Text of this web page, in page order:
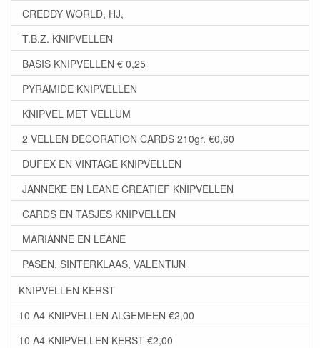
CREDDY WORLD, HJ,
T.B.Z. KNIPVELLEN
BASIS KNIPVELLEN € 0,25
PYRAMIDE KNIPVELLEN
KNIPVEL MET VELLUM
2 VELLEN DECORATION CARDS 210gr. €0,60
DUFEX EN VINTAGE KNIPVELLEN
JANNEKE EN LEANE CREATIEF KNIPVELLEN
CARDS EN TASJES KNIPVELLEN
MARIANNE EN LEANE
PASEN, SINTERKLAAS, VALENTIJN
KNIPVELLEN KERST
10 A4 KNIPVELLEN ALGEMEEN €2,00
10 A4 KNIPVELLEN KERST €2,00